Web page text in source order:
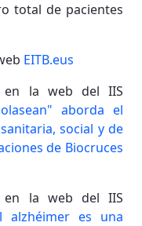
total de pacientes
EITB.eus
en la web del IIS
aborda el
social y de
de Biocruces
en la web del IIS
alzhéimer es una